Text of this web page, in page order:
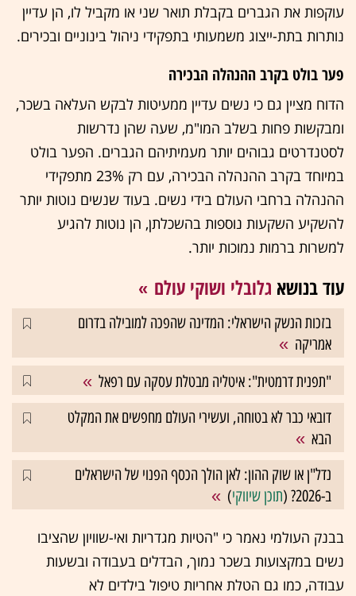
עוקפות את הגברים בקבלת תואר שני או מקביל לו, הן עדיין
נותרות בתת-ייצוג משמעותי בתפקידי ניהול בינוניים ובכירים.
פער בולט בקרב ההנהלה הבכירה
הדוח מציין גם כי נשים עדיין ממעיטות לבקש העלאה בשכר,
ומבקשות פחות בשלב המו"מ, שעה שהן נדרשות
לסטנדרטים גבוהים יותר מעמיתיהם הגברים. הפער בולט
במיוחד בקרב ההנהלה הבכירה, עם רק 23% מתפקידי
ההנהלה ברחבי העולם בידי נשים. בעוד שנשים נוטות יותר
להשקיע השקעות נוספות בהשכלתן, הן נוטות להגיע
למשרות ברמות נמוכות יותר.
עוד בנושא גלובלי ושוקי עולם
בזכות הנשק הישראלי: המדינה שהפכה למובילה בדרום
אמריקה
"תפנית דרמטית": איטליה מבטלת עסקה עם רפאל
דובאי כבר לא בטוחה, ועשירי העולם מחפשים את המקלט
הבא
נדל"ן או שוק ההון: לאן הולך הכסף הפנוי של הישראלים
ב-2026? (
תוכן שיווקי)
בבנק העולמי נאמר כי "הטיות מגדריות ואי-שוויון שהציבו
נשים במקצועות בשכר נמוך, הבדלים בעבודה ובשעות
עבודה, כמו גם הטלת אחריות טיפול בילדים לא